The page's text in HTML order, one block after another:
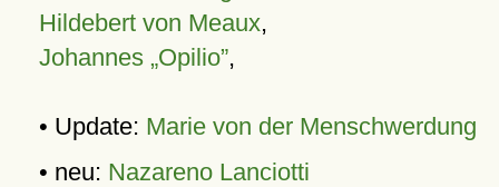
Hildebert von Meaux,
Johannes „Opilio”,
• Update: Marie von der Menschwerdung
• neu: Nazareno Lanciotti